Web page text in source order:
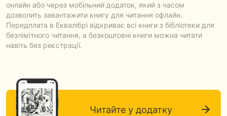
онлайн або через мобільний додаток, який з часом
дозволить завантажити книгу для читання офлайн.
Передплата в Еквалібрі відкриває всі книги з бібліотеки для
безлімітного читання, а безкоштовні книги можна читати
навіть без реєстрації.
Читайте у додатку